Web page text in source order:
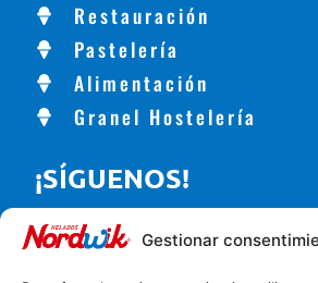
Gestionar
Restauración
Pastelería
Alimentación
Granel Hostelería
¡SÍGUENOS!